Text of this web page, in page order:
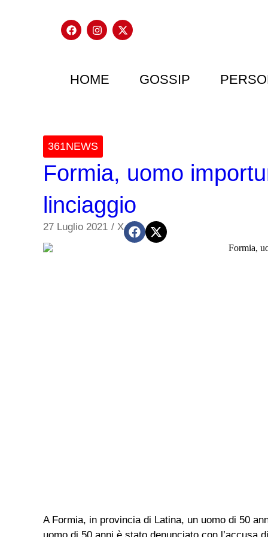
HOME GOSSIP
361NEWS
Formia, uomo
linciaggio
27 Luglio 2021 / X
A Formia, in provincia di Latina, un uomo di 50